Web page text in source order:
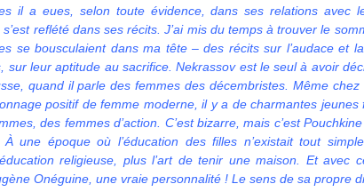
il a eues, selon toute évidence, dans ses relations avec
reflété dans ses récits. J’ai mis du temps à trouver le
se bousculaient dans ma tête – des récits sur l’audace et
sur leur aptitude au sacrifice. Nekrassov est le seul à avoir
quand il parle des femmes des décembristes. Même chez
positif de femme moderne, il y a de charmantes jeunes
des femmes d’action. C’est bizarre, mais c’est
une époque où l’éducation des filles n’existait tout
religieuse, plus l’art de tenir une maison. Et avec
Onéguine, une vraie personnalité ! Le sens de sa propre